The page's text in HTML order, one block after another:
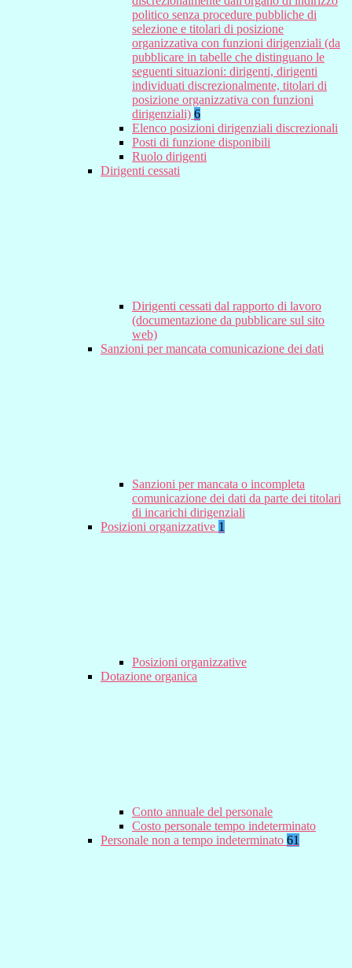
politico senza procedure pubbliche di
selezione e titolari di posizione
organizzativa con funzioni dirigenziali (da
pubblicare in tabelle che distinguano le
seguenti situazioni: dirigenti, dirigenti
individuati discrezionalmente, titolari di
posizione organizzativa con funzioni
dirigenziali) 6
Elenco posizioni dirigenziali discrezionali
Posti di funzione disponibili
Ruolo dirigenti
Dirigenti cessati
Dirigenti cessati dal rapporto di lavoro
(documentazione da pubblicare sul sito
web)
Sanzioni per mancata comunicazione dei dati
Sanzioni per mancata o incompleta
comunicazione dei dati da parte dei titolari
di incarichi dirigenziali
Posizioni organizzative 1
Posizioni organizzative
Dotazione organica
Conto annuale del personale
Costo personale tempo indeterminato
Personale non a tempo indeterminato 61